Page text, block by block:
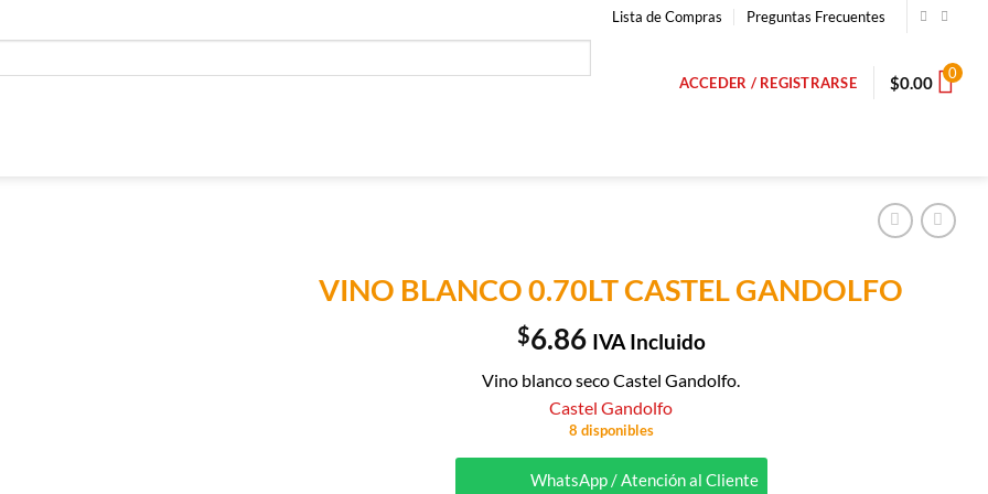
Lista de Compras Preguntas Frecuentes
ACCEDER / REGISTRARSE $0.00 0
VINO BLANCO 0.70LT CASTEL GANDOLFO
$6.86 IVA Incluido
Vino blanco seco Castel Gandolfo.
Castel Gandolfo
8 disponibles
WhatsApp / Atención al Cliente